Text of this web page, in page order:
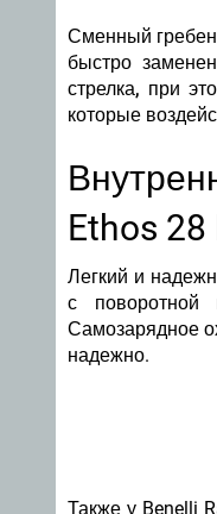
Сменный
быстро
стрелка, при
которые
Ethos
Легкий и
с поворотной
Самозарядное
надежно.
Также у Benelli